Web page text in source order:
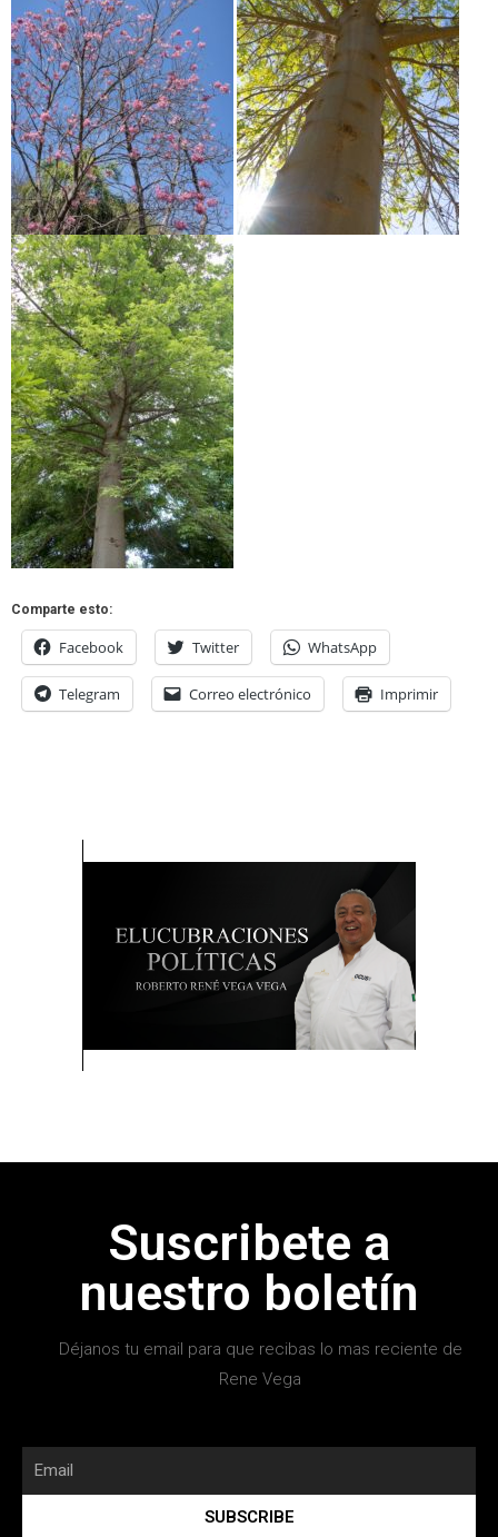
Comparte esto:
Facebook Twitter WhatsApp
Telegram Correo electrónico Imprimir
Suscribete a
nuestro boletín
Déjanos tu email para que recibas lo mas reciente de
Rene Vega
SUBSCRIBE